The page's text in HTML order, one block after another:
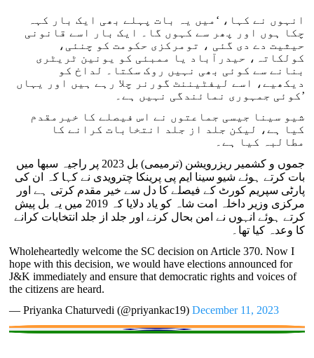
انہوں نے کہا، ‘میں یہ بات پہلے بھی ایک بار کہہ
چکا ہوں اور پھر سے کہوں گا۔ ایک بار اسے قانونی
حیثیت دے دی گئی ، تومرکزی حکومت کو چنئی،
کولکاتہ، حیدرآباد یا ممبئی کو یونین ٹریٹری
بنانے سے کوئی بھی نہیں روک سکتا۔ لداخ کو
دیکھیے، اسے لیفٹیننٹ گورنر چلا رہے ہیں اور یہاں
کوئی جمہوری نمائندگی نہیں ہے۔’
شیو سینا جیسی جماعتوں نے اس فیصلے کا خیرمقدم
کیا ہے، لیکن جلد از جلد انتخابات کرانے کا
مطالبہ کیا ہے۔
جموں و کشمیر ریزرویشن (ترمیمی) بل 2023 پر راجیہ سبھا میں
بات کرتے ہوئے شیو سینا ایم پی پرینکا چترویدی نے کہا کہ ان کی
پارٹی سپریم کورٹ کے فیصلے کا دل سے خیر مقدم کرتی ہے اور
مرکزی وزیر داخلہ امت شاہ کو یاد دلایا کہ 2019 میں یہ بل پیش
کرتے ہوئے انہوں نے امن بحال کرنے اور جلد از جلد انتخابات کرانے
کا وعدہ کیا تھا۔
Wholeheartedly welcome the SC decision on Article 370. Now I
hope with this decision, we would have elections announced for
J&K immediately and ensure that democratic rights and voices of
the citizens are heard.
— Priyanka Chaturvedi (@priyankac19)December 11, 2023